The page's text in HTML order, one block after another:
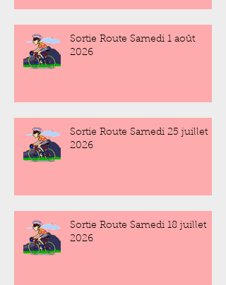
Sortie Route Samedi 1 août
2026
Sortie Route Samedi 25 juillet
2026
Sortie Route Samedi 18 juillet
2026